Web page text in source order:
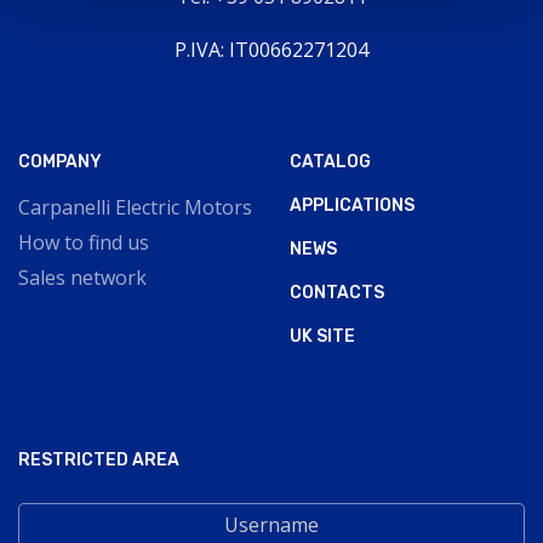
P.IVA: IT00662271204
COMPANY
Carpanelli Electric Motors
How to find us
Sales network
CATALOG
APPLICATIONS
NEWS
CONTACTS
UK SITE
RESTRICTED AREA